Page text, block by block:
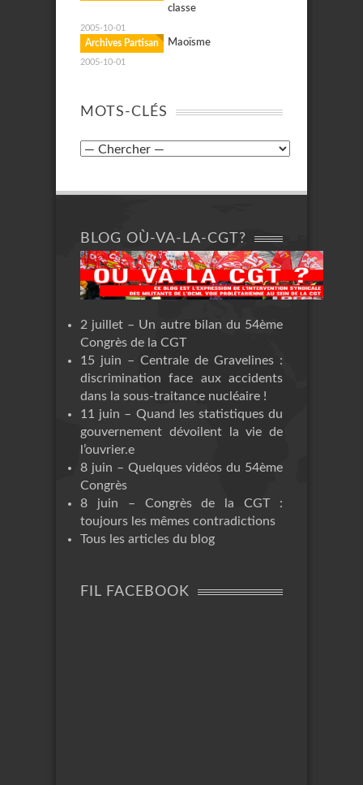
classe
2005-10-01
Archives Partisan Maoïsme
2005-10-01
MOTS-CLÉS
BLOG OÙ-VA-LA-CGT?
2 juillet – Un autre bilan du 54ème
Congrès de la CGT
15 juin – Centrale de Gravelines :
discrimination face aux accidents
dans la sous-traitance nucléaire !
11 juin – Quand les statistiques du
gouvernement dévoilent la vie de
l’ouvrier.e
8 juin – Quelques vidéos du 54ème
Congrès
8 juin – Congrès de la CGT :
toujours les mêmes contradictions
Tous les articles du blog
FIL FACEBOOK